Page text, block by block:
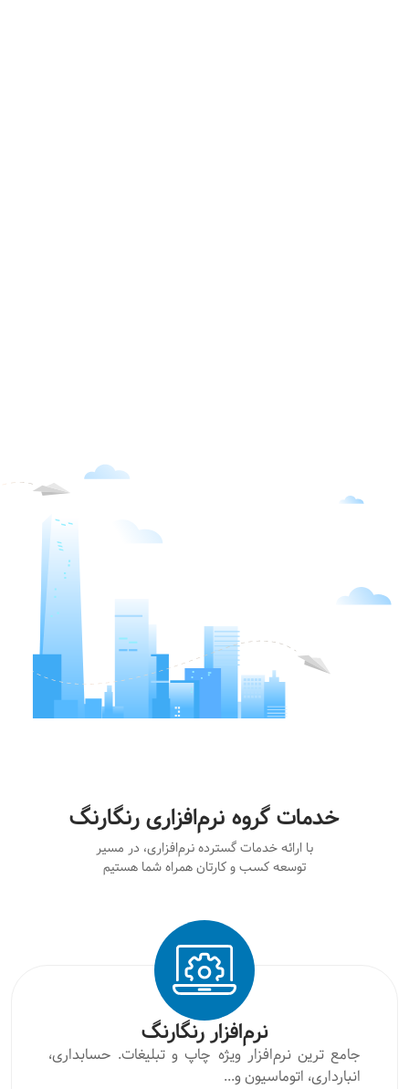
خدمات گروه نرم‌افزاری رنگارنگ
با ارائه خدمات گسترده نرم‌افزاری، در مسیر
توسعه کسب و کارتان همراه شما هستیم
نرم‌افزار رنگارنگ
جامع ترین نرم‌افزار ویژه چاپ و تبلیغات. حسابداری،
انبارداری، اتوماسیون و...